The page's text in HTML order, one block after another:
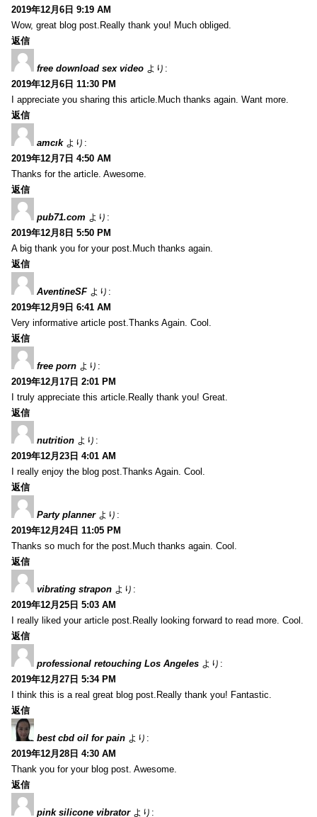
2019年12月6日 9:19 AM
Wow, great blog post.Really thank you! Much obliged.
返信
free download sex video より:
2019年12月6日 11:30 PM
I appreciate you sharing this article.Much thanks again. Want more.
返信
amcık より:
2019年12月7日 4:50 AM
Thanks for the article. Awesome.
返信
pub71.com より:
2019年12月8日 5:50 PM
A big thank you for your post.Much thanks again.
返信
AventineSF より:
2019年12月9日 6:41 AM
Very informative article post.Thanks Again. Cool.
返信
free porn より:
2019年12月17日 2:01 PM
I truly appreciate this article.Really thank you! Great.
返信
nutrition より:
2019年12月23日 4:01 AM
I really enjoy the blog post.Thanks Again. Cool.
返信
Party planner より:
2019年12月24日 11:05 PM
Thanks so much for the post.Much thanks again. Cool.
返信
vibrating strapon より:
2019年12月25日 5:03 AM
I really liked your article post.Really looking forward to read more. Cool.
返信
professional retouching Los Angeles より:
2019年12月27日 5:34 PM
I think this is a real great blog post.Really thank you! Fantastic.
返信
best cbd oil for pain より:
2019年12月28日 4:30 AM
Thank you for your blog post. Awesome.
返信
pink silicone vibrator より: